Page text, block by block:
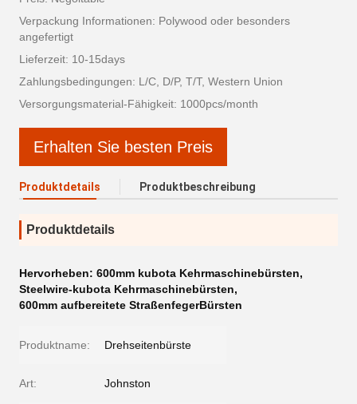
Verpackung Informationen: Polywood oder besonders
angefertigt
Lieferzeit: 10-15days
Zahlungsbedingungen: L/C, D/P, T/T, Western Union
Versorgungsmaterial-Fähigkeit: 1000pcs/month
Erhalten Sie besten Preis
Produktdetails Produktbeschreibung
Produktdetails
Hervorheben: 600mm kubota Kehrmaschinebürsten,
Steelwire-kubota Kehrmaschinebürsten,
600mm aufbereitete StraßenfegerBürsten
Produktname: Drehseitenbürste
Art: Johnston